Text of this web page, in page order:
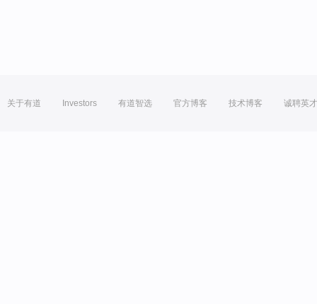
关于有道 Investors 有道智选 官方博客 技术博客 诚聘英才